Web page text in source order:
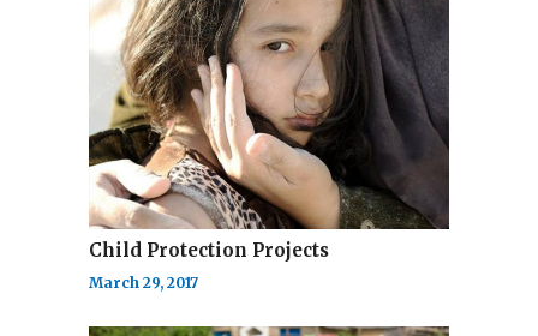
Child Protection Projects
March 29, 2017